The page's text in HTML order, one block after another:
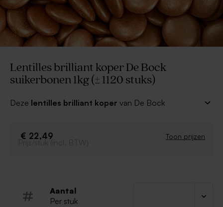
Lentilles brilliant koper De Bock
suikerbonen 1kg (± 1120 stuks)
Deze lentilles brilliant koper van De Bock
combinatie met bijpassende geboortekaartjes zullen
Verpakt in een doos
De Bock Belgische suikerbonen
€ 22,49 Toon prijzen
Prijs/stuk (incl. BTW)
Aantal
Per stuk